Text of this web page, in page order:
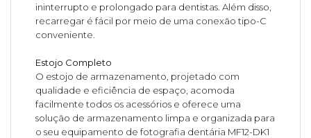
ininterrupto e prolongado para dentistas. Além disso,
recarregar é fácil por meio de uma conexão tipo-C
conveniente.
Estojo Completo
O estojo de armazenamento, projetado com
qualidade e eficiência de espaço, acomoda
facilmente todos os acessórios e oferece uma
solução de armazenamento limpa e organizada para
o seu equipamento de fotografia dentária MF12-DK1